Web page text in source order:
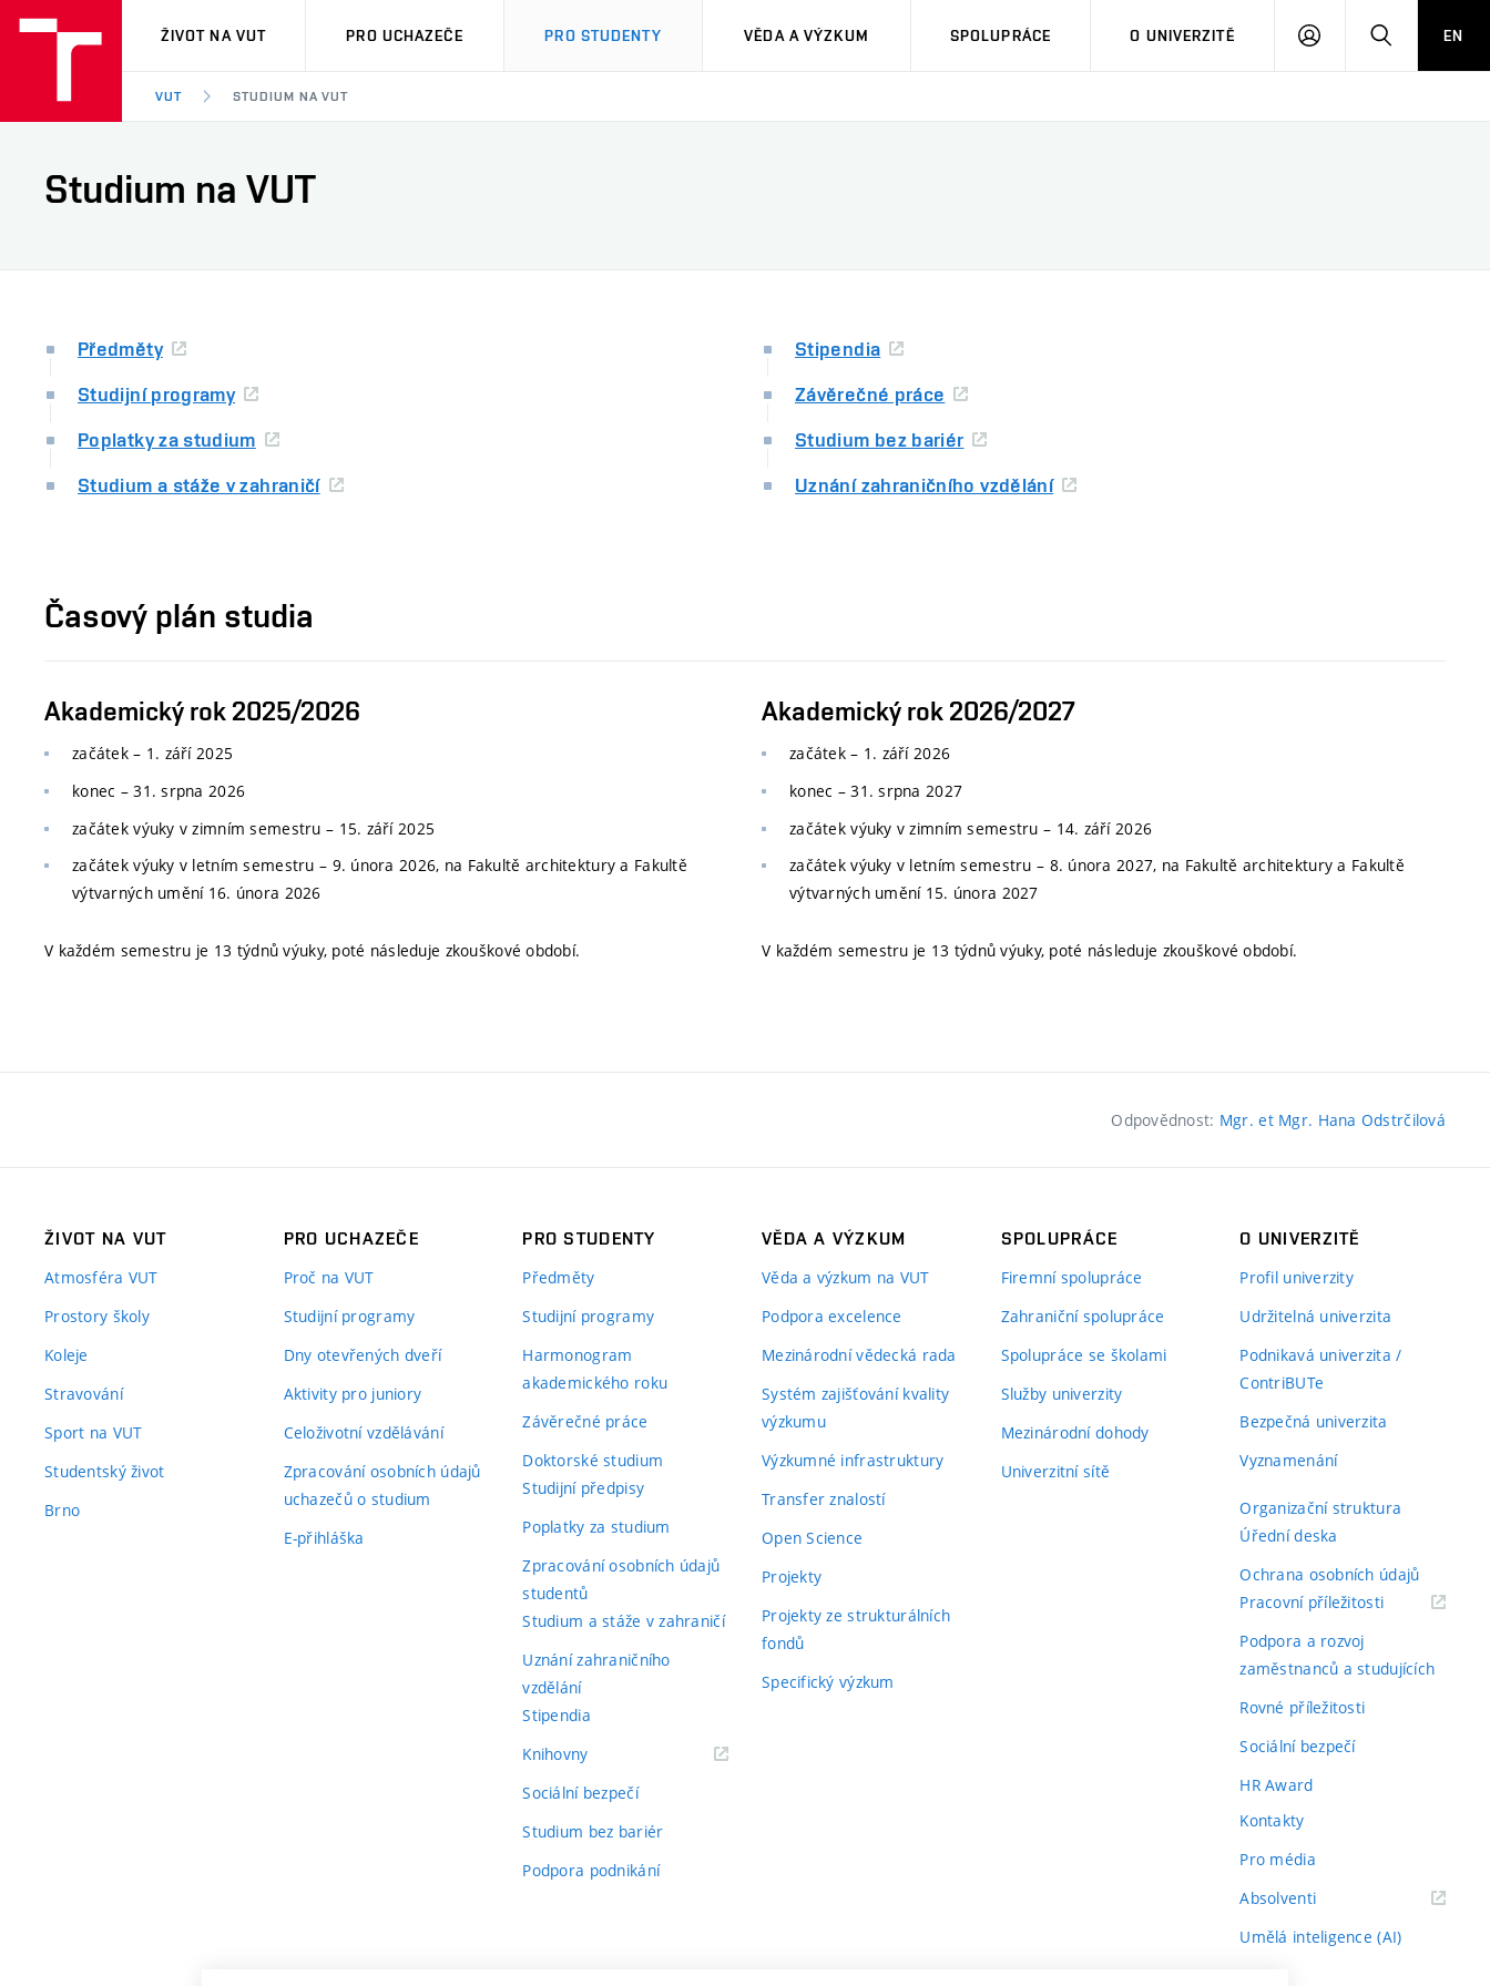
VUT
ŽIVOT NA VUT PRO UCHAZEČE PRO STUDENTY VĚDA A VÝZKUM SPOLUPRÁCE O UNIVERZITĚ
PŘIHLÁSIT HLEDATEN
VUT STUDIUM NA VUT
Studium na VUT
Předměty
Studijní programy
Poplatky za studium
Studium a stáže v zahraničí
Stipendia
Závěrečné práce
Studium bez bariér
Uznání zahraničního vzdělání
Časový plán studia
Akademický rok 2025/2026
začátek – 1. září 2025
konec –31. srpna 2026
začátek výuky v zimním semestru – 15. září 2025
začátek výuky v letním semestru – 9. února 2026, na Fakultě architektury a Fakultě
výtvarných umění 16. února 2026
V každém semestru je 13 týdnů výuky, poté následuje zkouškové období.
Akademický rok 2026/2027
začátek – 1. září 2026
konec –31. srpna 2027
začátek výuky v zimním semestru – 14. září 2026
začátek výuky v letním semestru – 8. února 2027, na Fakultě architektury a Fakultě
výtvarných umění 15. února 2027
V každém semestru je 13 týdnů výuky, poté následuje zkouškové období.
Odpovědnost: Mgr. et Mgr. Hana Odstrčilová
ŽIVOT NA VUT
Atmosféra VUT
Prostory školy
Koleje
Stravování
Sport na VUT
Studentský život
Brno
PRO UCHAZEČE
Proč na VUT
Studijní programy
Dny otevřených dveří
Aktivity pro juniory
Celoživotní vzdělávání
Zpracování osobních údajů
uchazečů o studium
E-přihláška
PRO STUDENTY
Předměty
Studijní programy
Harmonogram
akademického roku
Závěrečné práce
Doktorské studium
Studijní předpisy
Poplatky za studium
Zpracování osobních údajů
studentů
Studium a stáže v zahraničí
Uznání zahraničního
vzdělání
Stipendia
Knihovny(externí
Sociální bezpečí
Studium bez bariér
Podpora podnikání
VĚDA A VÝZKUM
Věda a výzkum na VUT
Podpora excelence
Mezinárodní vědecká rada
Systém zajišťování kvality
výzkumu
Výzkumné infrastruktury
Transfer znalostí
Open Science
Projekty
Projekty ze strukturálních
fondů
Specifický výzkum
SPOLUPRÁCE
Firemní spolupráce
Zahraniční spolupráce
Spolupráce se školami
Služby univerzity
Mezinárodní dohody
Univerzitní sítě
O UNIVERZITĚ
Profil univerzity
Udržitelná univerzita
Podnikavá univerzita /
ContriBUTe
Bezpečná univerzita
Vyznamenání
Organizační struktura
Úřední deska
Ochrana osobních údajů
Pracovní příležitosti(externí
Podpora a rozvoj
zaměstnanců a studujících
Rovné příležitosti
Sociální bezpečí
HR Award
Kontakty
Pro média
Absolventi(externí
Umělá inteligence (AI)